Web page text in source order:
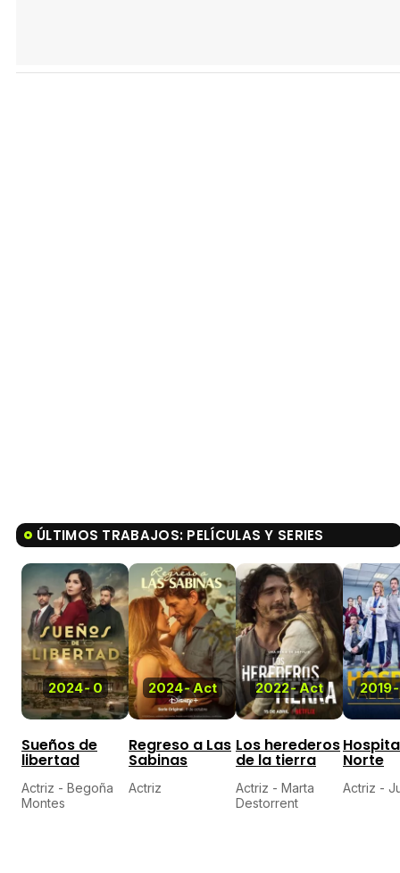
ÚLTIMOS TRABAJOS: PELÍCULAS Y SERIES
2024-0
Sueños de
libertad
Actriz - Begoña
Montes
2024-Act
Regreso a Las
Sabinas
Actriz
2022-Act
Los herederos
de la tierra
Actriz - Marta
Destorrent
2019-
Norte
Actriz -